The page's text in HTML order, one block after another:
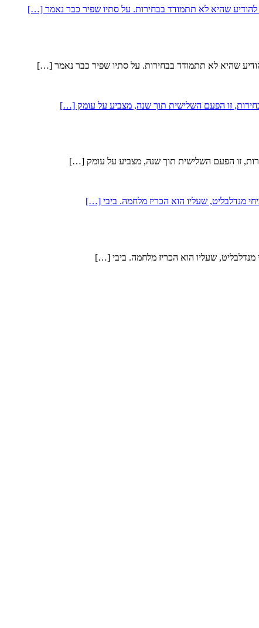
שהיא לא תתמודד בבחירות. על סתיו שפיר כבר נאמר […]
מנדלבליט, שעליו הוא הכריז מלחמה. ביבי […]